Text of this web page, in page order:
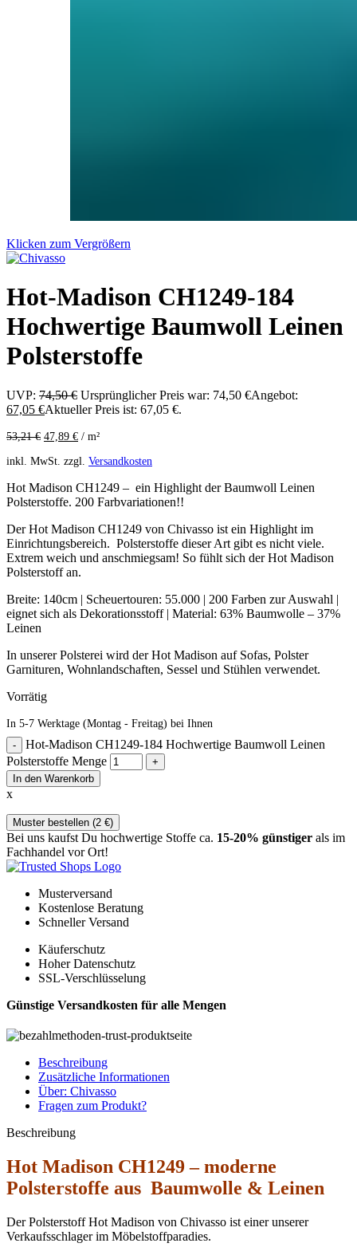
Klicken zum Vergrößern
Hot-Madison CH1249-184
Hochwertige Baumwoll Leinen
Polsterstoffe
UVP: 74,50€ Ursprünglicher Preis war: 74,50 €Angebot:
67,05 €Aktueller Preis ist: 67,05 €.
53,21€ 47,89 € / m²
inkl. MwSt. zzgl. Versandkosten
Hot Madison CH1249 – ein Highlight der Baumwoll Leinen
Polsterstoffe. 200 Farbvariationen!!
Der Hot Madison CH1249 von Chivasso ist ein Highlight im
Einrichtungsbereich. Polsterstoffe dieser Art gibt es nicht viele.
Extrem weich und anschmiegsam! So fühlt sich der Hot Madison
Polsterstoff an.
Breite: 140cm | Scheuertouren: 55.000 | 200 Farben zur Auswahl |
eignet sich als Dekorationsstoff | Material: 63% Baumwolle – 37%
Leinen
In unserer Polsterei wird der Hot Madison auf Sofas, Polster
Garnituren, Wohnlandschaften, Sessel und Stühlen verwendet.
Vorrätig
In 5-7 Werktage (Montag - Freitag) bei Ihnen
Hot-Madison CH1249-184 Hochwertige Baumwoll Leinen
Polsterstoffe Menge
In den Warenkorb
x
Muster bestellen (2 €)
Bei uns kaufst Du hochwertige Stoffe ca. 15-20% günstiger als im
Fachhandel vor Ort!
Musterversand
Kostenlose Beratung
Schneller Versand
Käuferschutz
Hoher Datenschutz
SSL-Verschlüsselung
Günstige Versandkosten für alle Mengen
Beschreibung
Zusätzliche Informationen
Über: Chivasso
Fragen zum Produkt?
Beschreibung
Hot Madison CH1249 – moderne
Polsterstoffe aus Baumwolle & Leinen
Der Polsterstoff Hot Madison von Chivasso ist einer unserer
Verkaufsschlager im Möbelstoffparadies.